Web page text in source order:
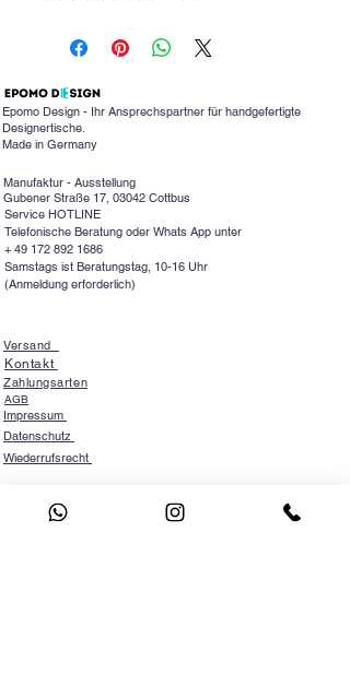
Tischgestell Spider, metall schwarz
Epomo Design - Ihr Ansprechspartner für handgefertigte
Designertische.
Made in Germany
Manufaktur - Ausstellung
Gubener Straße 17, 03042 Cottbus
Service HOTLINE
Telefonische Beratung oder Whats App unter
+ 49 172 892 1686
Samstags ist Beratungstag, 10-16 Uhr
(Anmeldung erforderlich)
Versand
Kontakt
Zahlungsarten
AGB
Impressum
Datenschutz
Wiederrufsrecht